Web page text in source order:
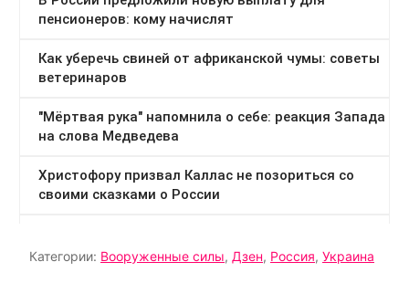
Категории: Вооруженные силы, Дзен, Россия, Украина